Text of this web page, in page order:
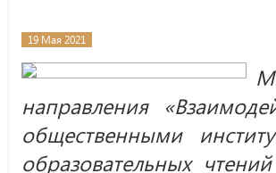
19 Мая 2021
направления
общественными
образовательных